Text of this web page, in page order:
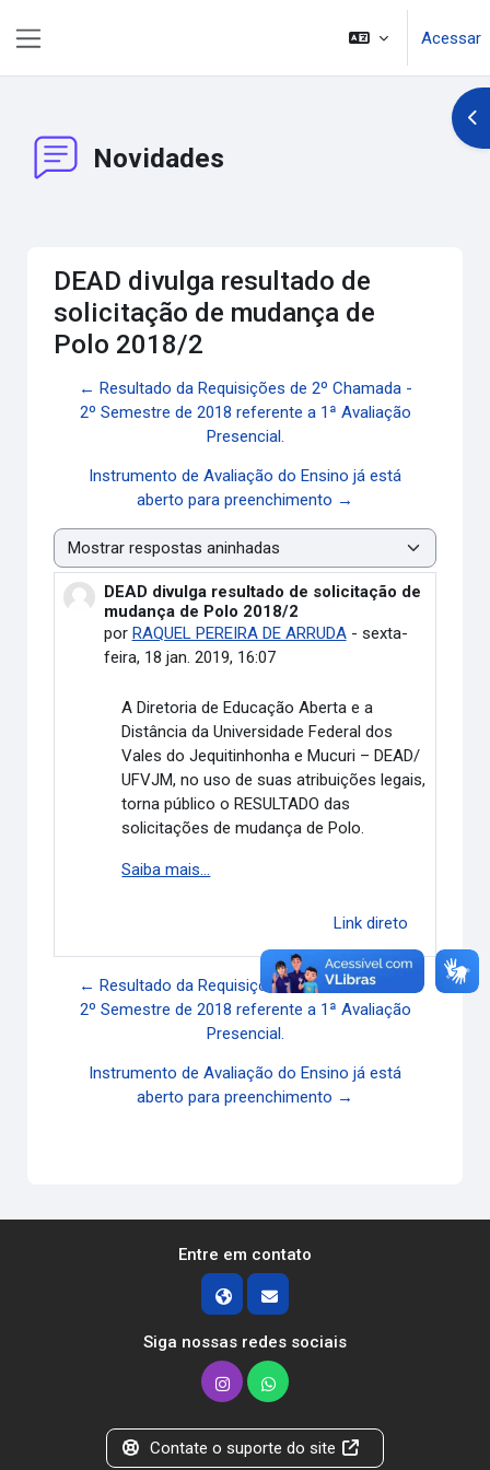
Acessar
Novidades
DEAD divulga resultado de
solicitação de mudança de
Polo 2018/2
← Resultado da Requisições de 2º Chamada -
2º Semestre de 2018 referente a 1ª Avaliação
Presencial.
Instrumento de Avaliação do Ensino já está
aberto para preenchimento →
Modo de visualização
DEAD divulga resultado de solicitação de
mudança de Polo 2018/2
por RAQUEL PEREIRA DE ARRUDA- sexta-
feira, 18 jan. 2019, 16:07
Número de respostas: 0
A Diretoria de Educação Aberta e a
Distância da Universidade Federal dos
Vales do Jequitinhonha e Mucuri – DEAD/
UFVJM, no uso de suas atribuições legais,
torna público o RESULTADO das
solicitações de mudança de Polo.
Saiba mais...
Link direto
← Resultado da Requisições de 2º Chamada -
2º Semestre de 2018 referente a 1ª Avaliação
Presencial.
Instrumento de Avaliação do Ensino já está
aberto para preenchimento →
Entre em contato
Siga nossas redes sociais
Contate o suporte do site